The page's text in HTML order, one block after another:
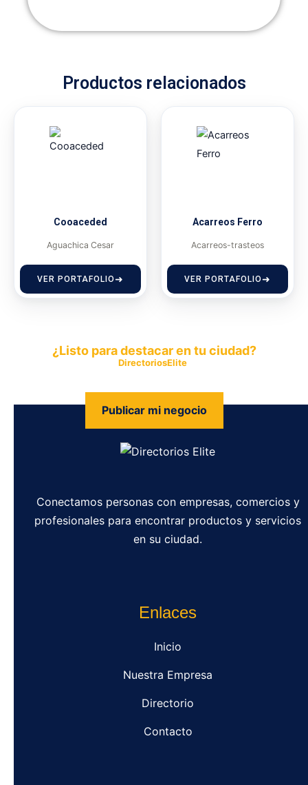
Productos relacionados
Cooaceded
Aguachica Cesar
VER PORTAFOLIO
Acarreos Ferro
Acarreos-trasteos
VER PORTAFOLIO
¿Listo para destacar en tu ciudad?
DirectoriosElite
Publicar mi negocio
Conectamos personas con empresas, comercios y
profesionales para encontrar productos y servicios
en su ciudad.
Enlaces
Inicio
Nuestra Empresa
Directorio
Contacto